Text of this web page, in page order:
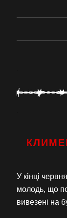
У кінці
молодь, що
вивезені на